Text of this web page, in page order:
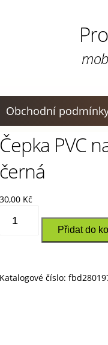
Obchodní
Čepka PVC
černá
30,00 Kč
PVC
množství
Přidat do
Katalogové číslo: